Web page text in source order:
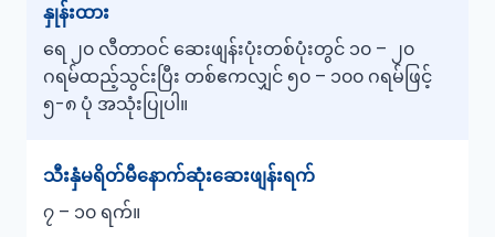
နှုန်းထား
ရေ ၂၀ လီတာဝင် ဆေးဖျန်းပုံးတစ်ပုံးတွင် ၁၀ – ၂၀
ဂရမ်ထည့်သွင်းပြီး တစ်ဧကလျှင် ၅၀ – ၁၀၀ ဂရမ်ဖြင့်
၅-၈ ပုံ အသုံးပြုပါ။
သီးနှံမရိတ်မီနောက်ဆုံးဆေးဖျန်းရက်
၇ – ၁၀ ရက်။